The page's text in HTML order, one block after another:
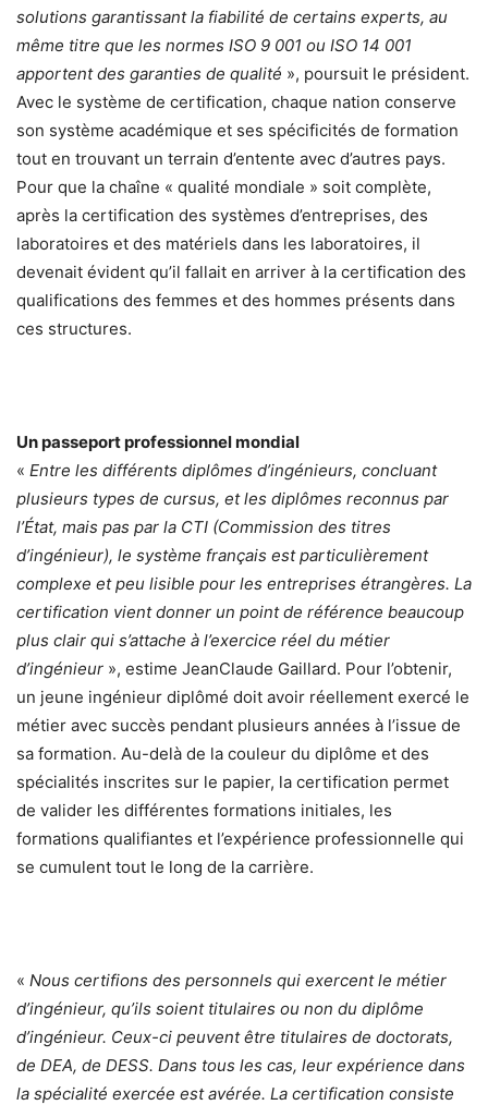
solutions garantissant la fiabilité de certains experts, au
même titre que les normes ISO 9 001 ou ISO 14 001
apportent des garanties de qualité », poursuit le président.
Avec le système de certification, chaque nation conserve
son système académique et ses spécificités de formation
tout en trouvant un terrain d’entente avec d’autres pays.
Pour que la chaîne « qualité mondiale » soit complète,
après la certification des systèmes d’entreprises, des
laboratoires et des matériels dans les laboratoires, il
devenait évident qu’il fallait en arriver à la certification des
qualifications des femmes et des hommes présents dans
ces structures.
Un passeport professionnel mondial
« Entre les différents diplômes d’ingénieurs, concluant
plusieurs types de cursus, et les diplômes reconnus par
l’État, mais pas par la CTI (Commission des titres
d’ingénieur), le système français est particulièrement
complexe et peu lisible pour les entreprises étrangères. La
certification vient donner un point de référence beaucoup
plus clair qui s’attache à l’exercice réel du métier
d’ingénieur », estime JeanClaude Gaillard. Pour l’obtenir,
un jeune ingénieur diplômé doit avoir réellement exercé le
métier avec succès pendant plusieurs années à l’issue de
sa formation. Au-delà de la couleur du diplôme et des
spécialités inscrites sur le papier, la certification permet
de valider les différentes formations initiales, les
formations qualifiantes et l’expérience professionnelle qui
se cumulent tout le long de la carrière.
« Nous certifions des personnels qui exercent le métier
d’ingénieur, qu’ils soient titulaires ou non du diplôme
d’ingénieur. Ceux-ci peuvent être titulaires de doctorats,
de DEA, de DESS. Dans tous les cas, leur expérience dans
la spécialité exercée est avérée. La certification consiste